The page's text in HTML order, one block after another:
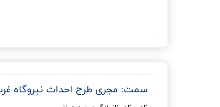
سمت: مجری طرح احداث نیروگاه